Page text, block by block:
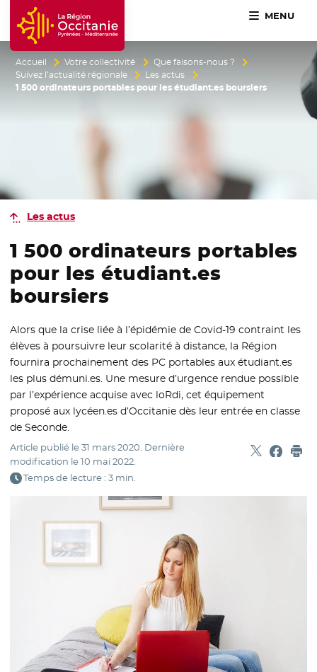
Accueil Région Occitanie / Pyrénées-Méditerranée
MENU
Accueil Votre collectivité
Que faisons-nous ?
Suivez l’actualité régionale
Les actus
1 500 ordinateurs portables pour les étudiant.es boursiers
Les actus
1 500 ordinateurs portables
pour les étudiant.es
boursiers
Alors que la crise liée à l’épidémie de Covid-19 contraint les
élèves à poursuivre leur scolarité à distance, la Région
fournira prochainement des PC portables aux étudiant.es
les plus démuni.es. Une mesure d’urgence rendue possible
par l’expérience acquise avec loRdi, cet équipement
proposé aux lycéen.es d’Occitanie dès leur entrée en classe
de Seconde.
Article publié le31 mars 2020. Dernière
modification le10 mai 2022.
Temps de lecture : 3 min.
Partager
- Nouvelle
-